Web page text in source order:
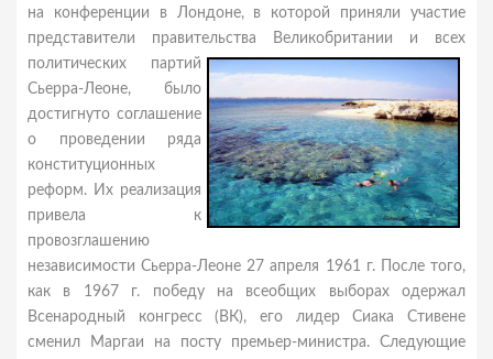
на конференции в Лондоне, в которой приняли участие
представители правительства Великобритании и всех
политических партий
Сьерра-Леоне, было
достигнуто соглашение
о проведении ряда
конституционных
реформ. Их реализация
привела к
провозглашению
независимости Сьерра-Леоне 27 апреля 1961 г. После того,
как в 1967 г. победу на всеобщих выборах одержал
Всенародный конгресс (ВК), его лидер Сиака Стивене
сменил Маргаи на посту премьер-министра. Следующие